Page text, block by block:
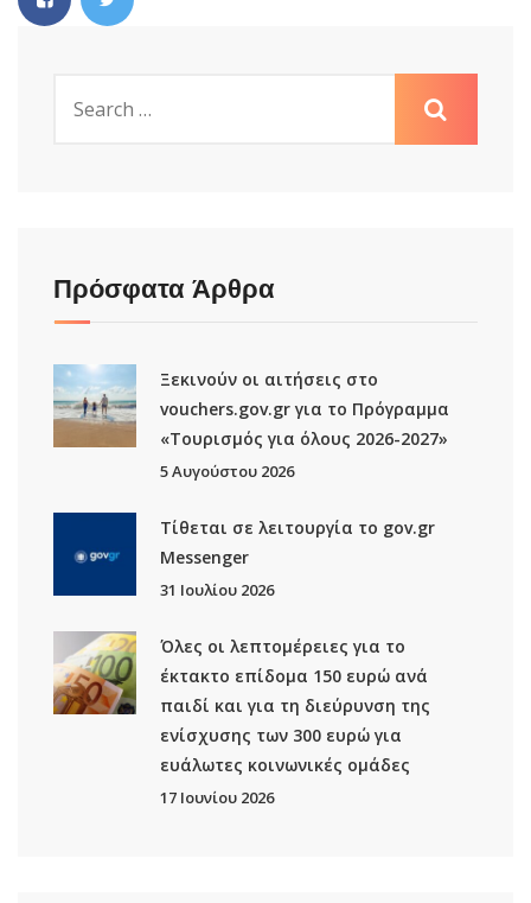
Πρόσφατα Άρθρα
Ξεκινούν οι αιτήσεις στο
vouchers.gov.gr για το Πρόγραμμα
«Τουρισμός για όλους 2026-2027»
5 Αυγούστου 2026
Τίθεται σε λειτουργία το gov.gr
Μessenger
31 Ιουλίου 2026
Όλες οι λεπτομέρειες για το
έκτακτο επίδομα 150 ευρώ ανά
παιδί και για τη διεύρυνση της
ενίσχυσης των 300 ευρώ για
ευάλωτες κοινωνικές ομάδες
17 Ιουνίου 2026